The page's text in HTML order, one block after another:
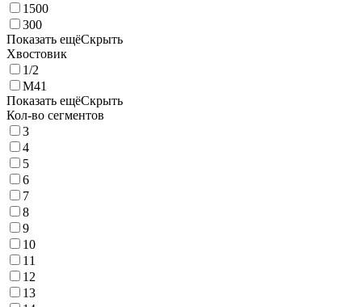
1500
300
Показать ещёСкрыть
Хвостовик
1/2
M41
Показать ещёСкрыть
Кол-во сегментов
3
4
5
6
7
8
9
10
11
12
13